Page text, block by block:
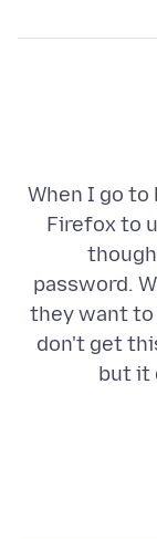
When I go
Firefox to
password.
they want to
don't get
but it